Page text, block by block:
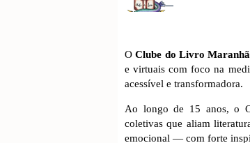
OClube do Livro
e virtuais com foco na
acessível e transformadora.
Ao longo de 15 anos, o
coletivas que aliam
emocional — com forte